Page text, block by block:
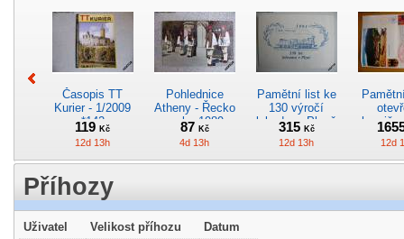
Časopis TT
Kurier - 1/2009
*142
119Kč
12d 13h
Pohlednice
Atheny - Řecko
z roku 1989.
Nová nepoužitá
*5019
87 Kč
4d 13h
Pamětní list ke
130 výročí
lokodepa Plzeň
*2963
315 Kč
12d 13h 12d
Příhozy
Uživatel Velikost příhozu Datum